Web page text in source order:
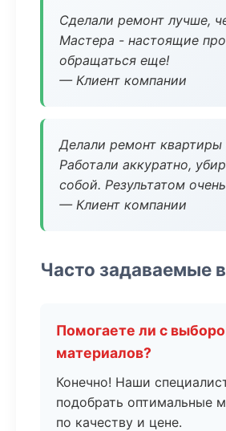
Сделали ремонт лучше,
Мастера - настоящие
обращаться еще!
— Клиент компании
Делали ремонт квартиры
Работали аккуратно,
собой. Результатом
— Клиент компании
Часто задаваемые
Помогаете ли с
материалов?
Конечно! Наши
подобрать оптимальные
по качеству и цене.